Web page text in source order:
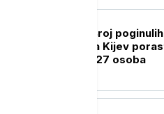
RAT U UKRAJINI Broj
ruskom napadu na Kijev
na 14, povređeno 27 osoba